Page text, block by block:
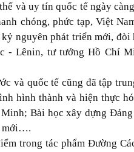
và uy tín quốc tế ngày
chóng, phức tạp, Việt
nguyên phát triển mới,
- Lênin, tư tưởng Hồ Chí
và quốc tế cũng đã tập
hình thành và hiện thực
Bài học xây dựng
mới….
trong tác phẩm Đường